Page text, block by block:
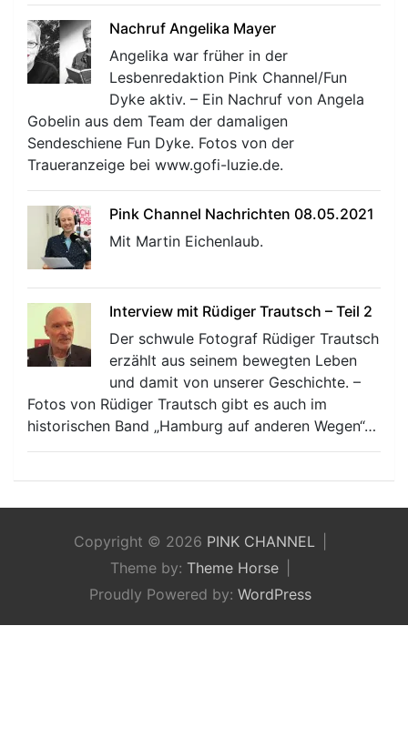
Nachruf Angelika Mayer
Angelika war früher in der
Lesbenredaktion Pink Channel/Fun
Dyke aktiv. – Ein Nachruf von Angela
Gobelin aus dem Team der damaligen
Sendeschiene Fun Dyke. Fotos von der
Traueranzeige bei www.gofi-luzie.de.
Pink Channel Nachrichten 08.05.2021
Mit Martin Eichenlaub.
Interview mit Rüdiger Trautsch – Teil 2
Der schwule Fotograf Rüdiger Trautsch
erzählt aus seinem bewegten Leben
und damit von unserer Geschichte. –
Fotos von Rüdiger Trautsch gibt es auch im
historischen Band „Hamburg auf anderen Wegen“…
Copyright © 2026 PINK CHANNEL
Theme by: Theme Horse
Proudly Powered by: WordPress